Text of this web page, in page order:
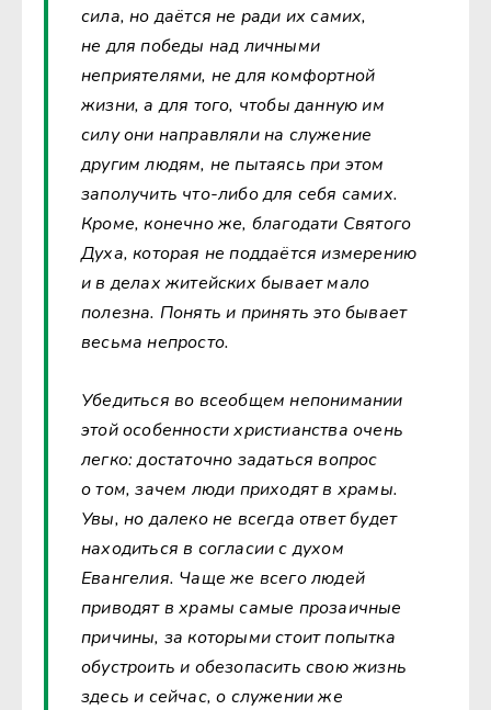
сила, но даётся не ради их самих,
не для победы над личными
неприятелями, не для комфортной
жизни, а для того, чтобы данную им
силу они направляли на служение
другим людям, не пытаясь при этом
заполучить что-либо для себя самих.
Кроме, конечно же, благодати Святого
Духа, которая не поддаётся измерению
и в делах житейских бывает мало
полезна. Понять и принять это бывает
весьма непросто.
Убедиться во всеобщем непонимании
этой особенности христианства очень
легко: достаточно задаться вопрос
о том, зачем люди приходят в храмы.
Увы, но далеко не всегда ответ будет
находиться в согласии с духом
Евангелия. Чаще же всего людей
приводят в храмы самые прозаичные
причины, за которыми стоит попытка
обустроить и обезопасить свою жизнь
здесь и сейчас, о служении же